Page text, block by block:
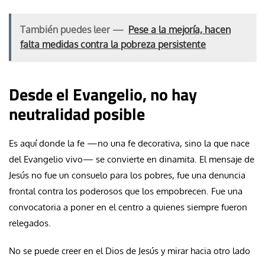
También puedes leer — Pese a la mejoría, hacen
falta medidas contra la pobreza persistente
Desde el Evangelio, no hay
neutralidad posible
Es aquí donde la fe —no una fe decorativa, sino la que nace
del Evangelio vivo— se convierte en dinamita. El mensaje de
Jesús no fue un consuelo para los pobres, fue una denuncia
frontal contra los poderosos que los empobrecen. Fue una
convocatoria a poner en el centro a quienes siempre fueron
relegados.
No se puede creer en el Dios de Jesús y mirar hacia otro lado